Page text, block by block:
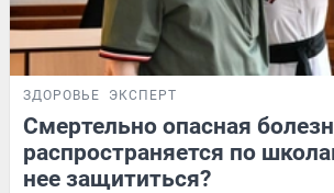
ЗДОРОВЬЕ ЭКСПЕРТ
Смертельно опасная
распространяется по
нее защититься?